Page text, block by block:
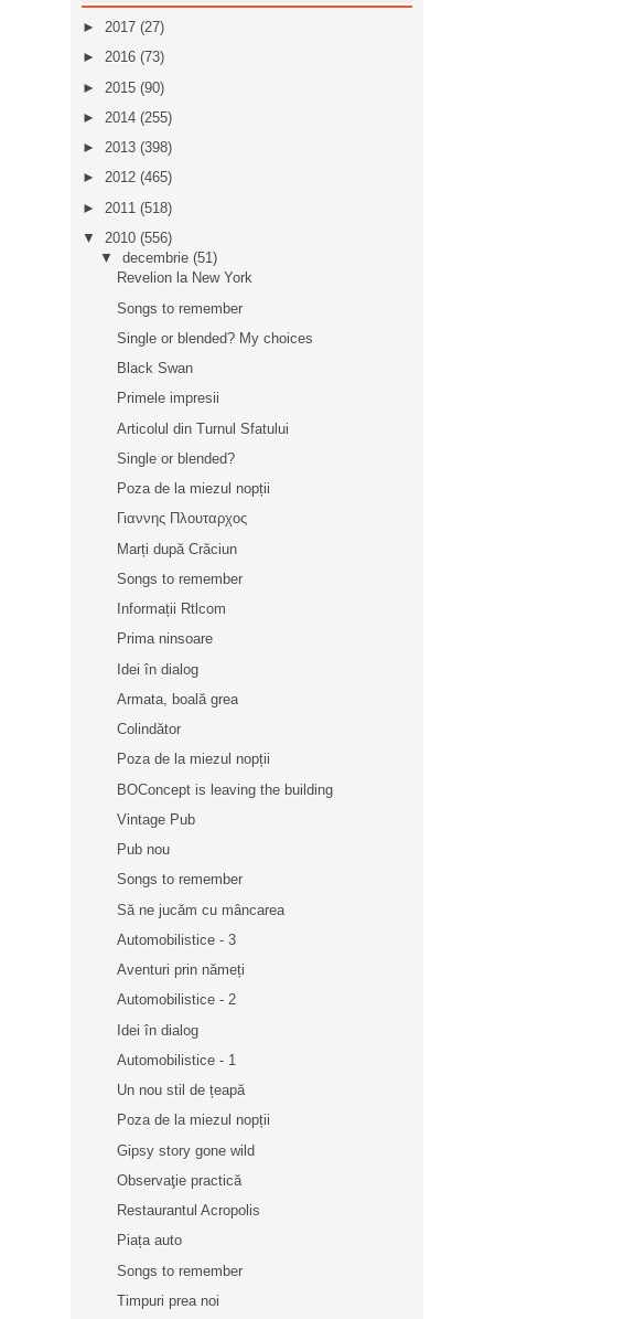
► 2017 (27)
► 2016 (73)
► 2015 (90)
► 2014 (255)
► 2013 (398)
► 2012 (465)
► 2011 (518)
▼ 2010 (556)
▼ decembrie (51)
Revelion la New York
Songs to remember
Single or blended? My choices
Black Swan
Primele impresii
Articolul din Turnul Sfatului
Single or blended?
Poza de la miezul nopții
Γιαννης Πλουταρχος
Marți după Crăciun
Songs to remember
Informații Rtlcom
Prima ninsoare
Idei în dialog
Armata, boală grea
Colindător
Poza de la miezul nopții
BOConcept is leaving the building
Vintage Pub
Pub nou
Songs to remember
Să ne jucăm cu mâncarea
Automobilistice - 3
Aventuri prin nămeți
Automobilistice - 2
Idei în dialog
Automobilistice - 1
Un nou stil de țeapă
Poza de la miezul nopții
Gipsy story gone wild
Observaţie practică
Restaurantul Acropolis
Piața auto
Songs to remember
Timpuri prea noi